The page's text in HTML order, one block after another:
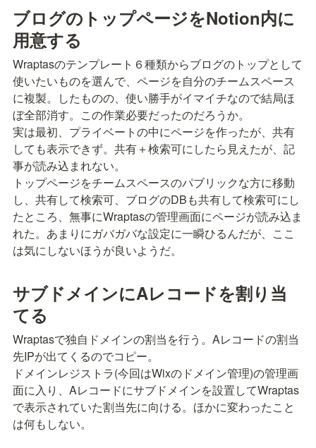
ブログのトップページをNotion内に
用意する
Wraptasのテンプレート６種類からブログのトップとして
使いたいものを選んで、ページを自分のチームスペース
に複製。したものの、使い勝手がイマイチなので結局ほ
ぼ全部消す。この作業必要だったのだろうか。
実は最初、プライベートの中にページを作ったが、共有
しても表示できず。共有＋検索可にしたら見えたが、記
事が読み込まれない。
トップページをチームスペースのパブリックな方に移動
し、共有して検索可、ブログのDBも共有して検索可にし
たところ、無事にWraptasの管理画面にページが読み込ま
れた。あまりにガバガバな設定に一瞬ひるんだが、ここ
は気にしないほうが良いようだ。
サブドメインにAレコードを割り当
てる
Wraptasで独自ドメインの割当を行う。Aレコードの割当
先IPが出てくるのでコピー。
ドメインレジストラ(今回はWixのドメイン管理)の管理画
面に入り、Aレコードにサブドメインを設置してWraptas
で表示されていた割当先に向ける。ほかに変わったこと
は何もしない。